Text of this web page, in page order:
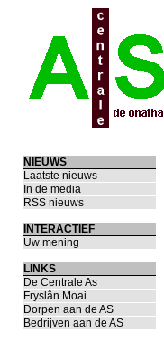
NIEUWS
Laatste nieuws
In de media
RSS nieuws
INTERACTIEF
Uw mening
LINKS
De Centrale As
Fryslân Moai
Dorpen aan de AS
Bedrijven aan de AS